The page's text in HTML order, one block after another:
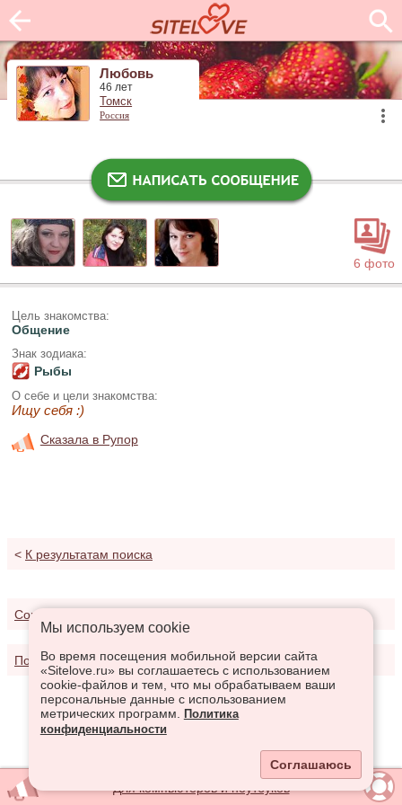
Любовь
46 лет
Томск
Россия
6 фото
Цель знакомства:
Общение
Знак зодиака:
Рыбы
О себе и цели знакомства:
Ищу себя :)
Сказала в Рупор
< К результатам поиска
Соглашение о предоставлении услуг
Политика конфиденциальности
Мы используем сookie
Во время посещения мобильной версии сайта
«Sitelove.ru» вы соглашаетесь с использованием
cookie-файлов и тем, что мы обрабатываем ваши
персональные данные с использованием
метрических программ.
Политика
конфиденциальности
Соглашаюсь
Для компьютеров и ноутбуков